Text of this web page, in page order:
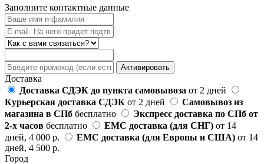
Заполните контактные данные
Активировать
Доставка
Доставка СДЭК до пункта самовывоза от 2 дней
Курьерская доставка СДЭК от 2 дней
Самовывоз из
магазина в СПб бесплатно
Экспресс доставка по СПб от
2-х часов бесплатно ЕМС доставка (для СНГ) от 14
дней, 4 000 р.
ЕМС доставка (для Европы и США) от 14
дней, 4 500 р.
Город